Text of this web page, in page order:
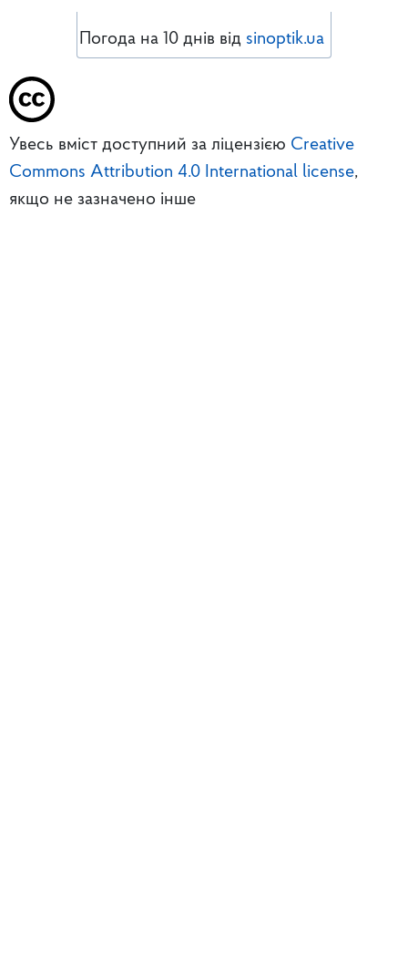
Погода на 10 днів від sinoptik.ua
Увесь вміст доступний за ліцензією Creative
Commons Attribution 4.0 International license,
якщо не зазначено інше